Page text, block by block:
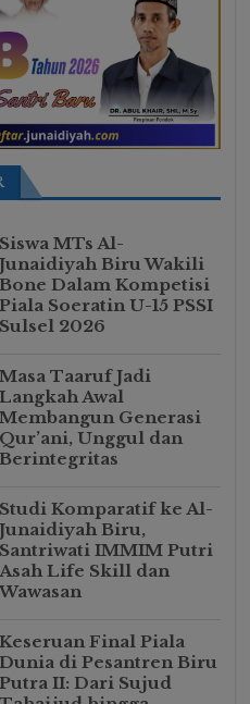
Siswa MTs Al-
Junaidiyah Biru Wakili
Bone Dalam Kompetisi
Piala Soeratin U-15 PSSI
Sulsel 2026
Masa Taaruf Jadi
Langkah Awal
Membangun Generasi
Qur’ani, Unggul dan
Berintegritas
Studi Komparatif ke Al-
Junaidiyah Biru,
Santriwati IMMIM Putri
Asah Life Skill dan
Keseruan Final Piala
Dunia di Pesantren Biru
Putra II: Dari Sujud